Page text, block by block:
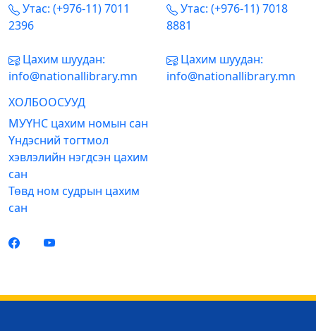
Утас: (+976-11) 7011
2396
Цахим шуудан:
info@nationallibrary.mn
Утас: (+976-11) 7018
8881
Цахим шуудан:
info@nationallibrary.mn
ХОЛБООСУУД
МУҮНС цахим номын сан
Үндэсний тогтмол
хэвлэлийн нэгдсэн цахим
сан
Төвд ном судрын цахим
сан